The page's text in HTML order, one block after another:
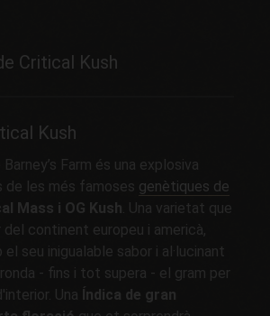
Critical Kush
Kush
Farm és una explosiva
de les més famoses genètiques de
Mass i OG Kush. Una varietat que
del continent europeu i americà,
seu inigualable sabor i al·lucinant
- fins i tot supera - el gram per
Una Índica de gran